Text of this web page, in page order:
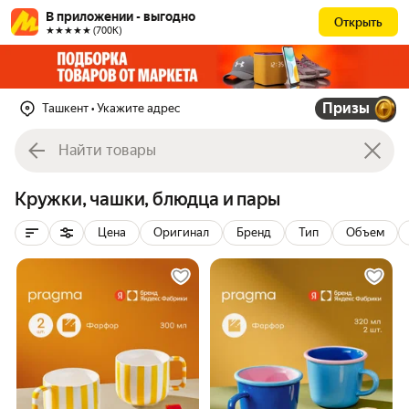
В приложении - выгодно
★★★★★ (700К)
Открыть
Ташкент • Укажите адрес Призы
Кружки, чашки, блюдца и пары
Цена Оригинал Бренд Тип Объем